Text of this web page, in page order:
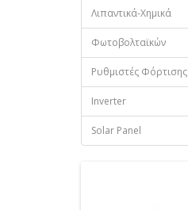
Λιπαντικά-Χημικά
Φωτοβολταϊκών
Ρυθμιστές Φόρτισης
Inverter
Solar Panel